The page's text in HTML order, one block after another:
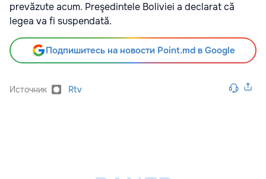
prevăzute acum. Preşedintele Boliviei a declarat că
legea va fi suspendată.
Подпишитесь на новости Point.md в Google
Источник Rtv